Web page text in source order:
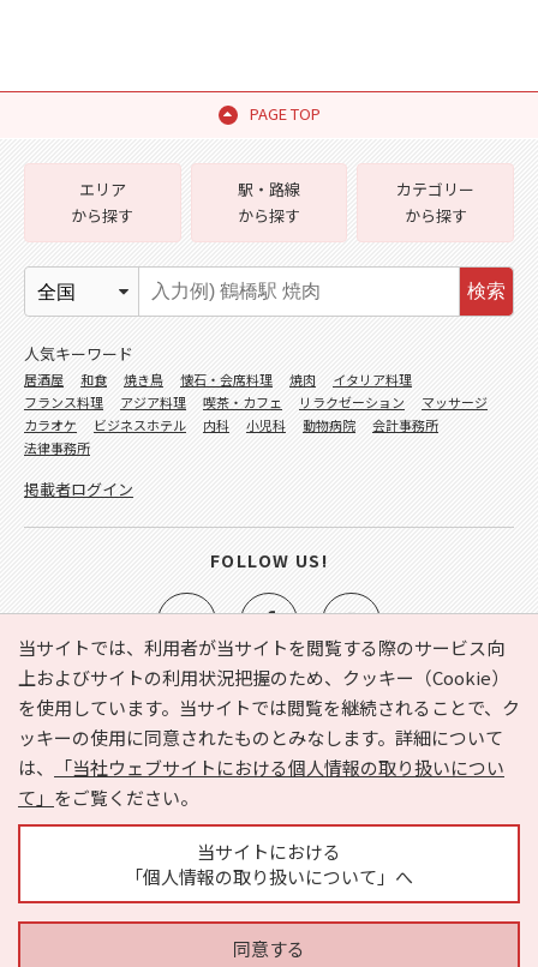
PAGE TOP
当サイトでは、利用者が当サイトを閲覧する際のサービス向
上およびサイトの利用状況把握のため、クッキー（Cookie）
を使用しています。当サイトでは閲覧を継続されることで、ク
ッキーの使用に同意されたものとみなします。詳細について
は、
「当社ウェブサイトにおける個人情報の取り扱いについ
て」 をご覧ください。
当サイトにおける
「個人情報の取り扱いについて」へ
同意する
e-NAVITA（イーナビタ）とは？ お気に入り
ヘルプ
利用規約
個人情報の取り扱いについて
運営会社
サイトマップ
広告掲載に関するお問い合わせ
エリア
から探す
駅・路線
から探す
カテゴリー
から探す
検索
人気キーワード
居酒屋 和食 焼き鳥 懐石・会席料理 焼肉
イタリア料理
フランス料理
アジア料理 喫茶・カフェ リラクゼーション
マッサージ
カラオケ
ビジネスホテル 内科 小児科 動物病院
会計事務所
法律事務所
掲載者ログイン
FOLLOW US!